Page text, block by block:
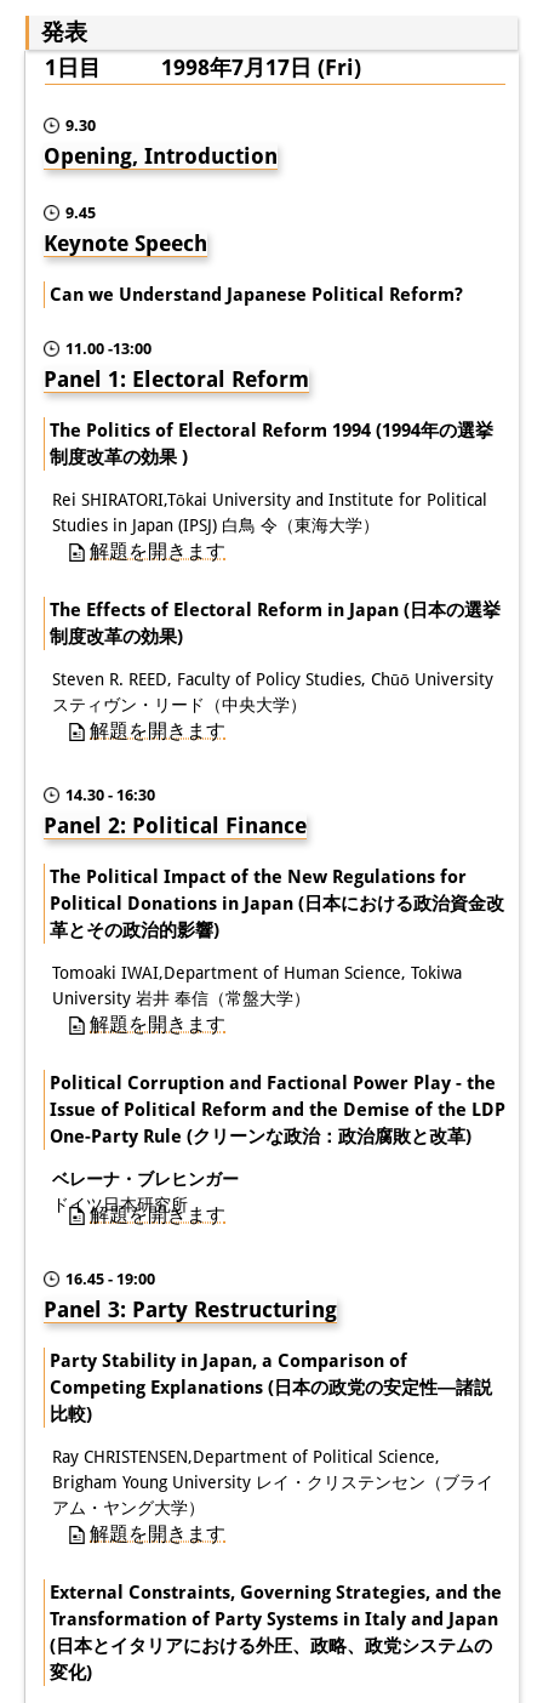
図書室
開館時間：月曜日～金曜日 午前10
時～午後4時
休館日： 土曜日、日曜日、祝日、
復活祭、クリスマス、年末年始
板東コレクション
三か国語対照人口学用語集
Join us!
奨学金
客員研究員プログラム（英語）
研修生（ドイツ語）
リンク
アクセス
道案内
メディア向け連絡先
発表
1日目 1998年7月17日 (Fri)
9.30
Opening, Introduction
9.45
Keynote Speech
Can we Understand Japanese Political Reform?
11.00 -13:00
Panel 1: Electoral Reform
The Politics of Electoral Reform 1994 (1994年の選挙
制度改革の効果 )
Rei SHIRATORI,Tōkai University and Institute for Political
Studies in Japan (IPSJ) 白鳥 令（東海大学）
解題を開きます
The Effects of Electoral Reform in Japan (日本の選挙
制度改革の効果)
Steven R. REED, Faculty of Policy Studies, Chūō University
スティヴン・リード（中央大学）
解題を開きます
14.30 - 16:30
Panel 2: Political Finance
The Political Impact of the New Regulations for
Political Donations in Japan (日本における政治資金改
革とその政治的影響)
Tomoaki IWAI,Department of Human Science, Tokiwa
University 岩井 奉信（常盤大学）
解題を開きます
Political Corruption and Factional Power Play - the
Issue of Political Reform and the Demise of the LDP
One-Party Rule (クリーンな政治：政治腐敗と改革)
ベレーナ・ブレヒンガー
ドイツ日本研究所
解題を開きます
16.45 - 19:00
Panel 3: Party Restructuring
Party Stability in Japan, a Comparison of
Competing Explanations (日本の政党の安定性―諸説
比較)
Ray CHRISTENSEN,Department of Political Science,
Brigham Young University レイ・クリステンセン（ブライ
アム・ヤング大学）
解題を開きます
External Constraints, Governing Strategies, and the
Transformation of Party Systems in Italy and Japan
(日本とイタリアにおける外圧、政略、政党システムの
変化)